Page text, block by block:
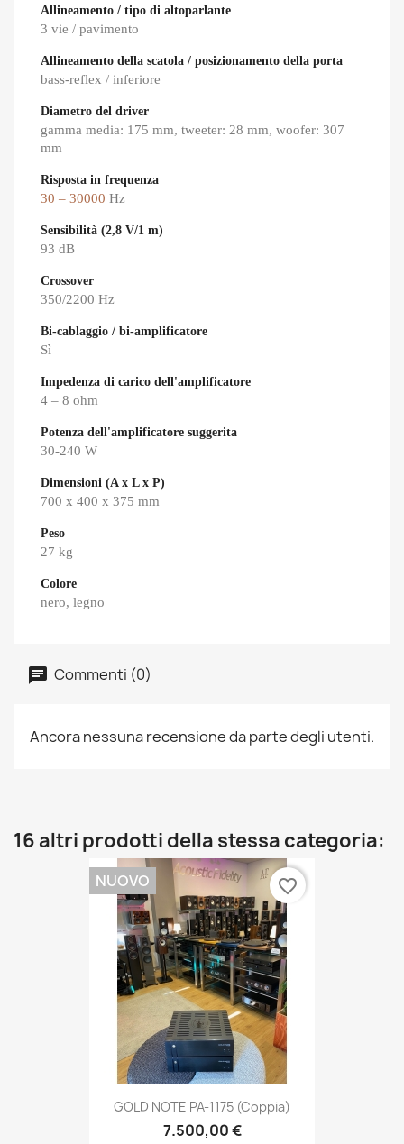
Allineamento / tipo di altoparlante
3 vie / pavimento
Allineamento della scatola / posizionamento della porta
bass-reflex / inferiore
Diametro del driver
gamma media: 175 mm, tweeter: 28 mm, woofer: 307
mm
Risposta in frequenza
30 – 30000 Hz
Sensibilità (2,8 V/1 m)
93 dB
Crossover
350/2200 Hz
Bi-cablaggio / bi-amplificatore
Sì
Impedenza di carico dell'amplificatore
4 – 8 ohm
Potenza dell'amplificatore suggerita
30-240 W
Dimensioni (A x L x P)
700 x 400 x 375 mm
Peso
27 kg
Colore
nero, legno
Commenti (0)
Ancora nessuna recensione da parte degli utenti.
16 altri prodotti della stessa categoria:
GOLD NOTE PA-1175 (coppia)
7.500,00 €
NUOVO favorite_border